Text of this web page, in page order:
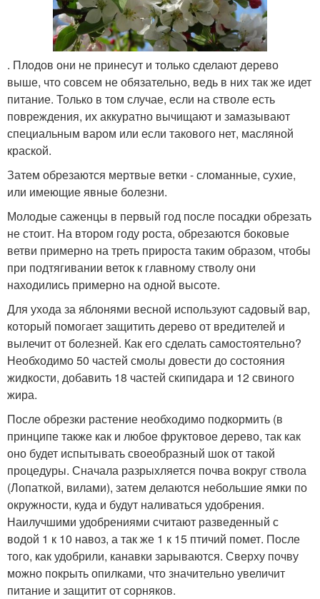
. Плодов они не принесут и только сделают дерево
выше, что совсем не обязательно, ведь в них так же идет
питание. Только в том случае, если на стволе есть
повреждения, их аккуратно вычищают и замазывают
специальным варом или если такового нет, масляной
краской.
Затем обрезаются мертвые ветки - сломанные, сухие,
или имеющие явные болезни.
Молодые саженцы в первый год после посадки обрезать
не стоит. На втором году роста, обрезаются боковые
ветви примерно на треть прироста таким образом, чтобы
при подтягивании веток к главному стволу они
находились примерно на одной высоте.
Для ухода за яблонями весной используют садовый вар,
который помогает защитить дерево от вредителей и
вылечит от болезней. Как его сделать самостоятельно?
Необходимо 50 частей смолы довести до состояния
жидкости, добавить 18 частей скипидара и 12 свиного
жира.
После обрезки растение необходимо подкормить (в
принципе также как и любое фруктовое дерево, так как
оно будет испытывать своеобразный шок от такой
процедуры. Сначала разрыхляется почва вокруг ствола
(Лопаткой, вилами), затем делаются небольшие ямки по
окружности, куда и будут наливаться удобрения.
Наилучшими удобрениями считают разведенный с
водой 1 к 10 навоз, а так же 1 к 15 птичий помет. После
того, как удобрили, канавки зарываются. Сверху почву
можно покрыть опилками, что значительно увеличит
питание и защитит от сорняков.